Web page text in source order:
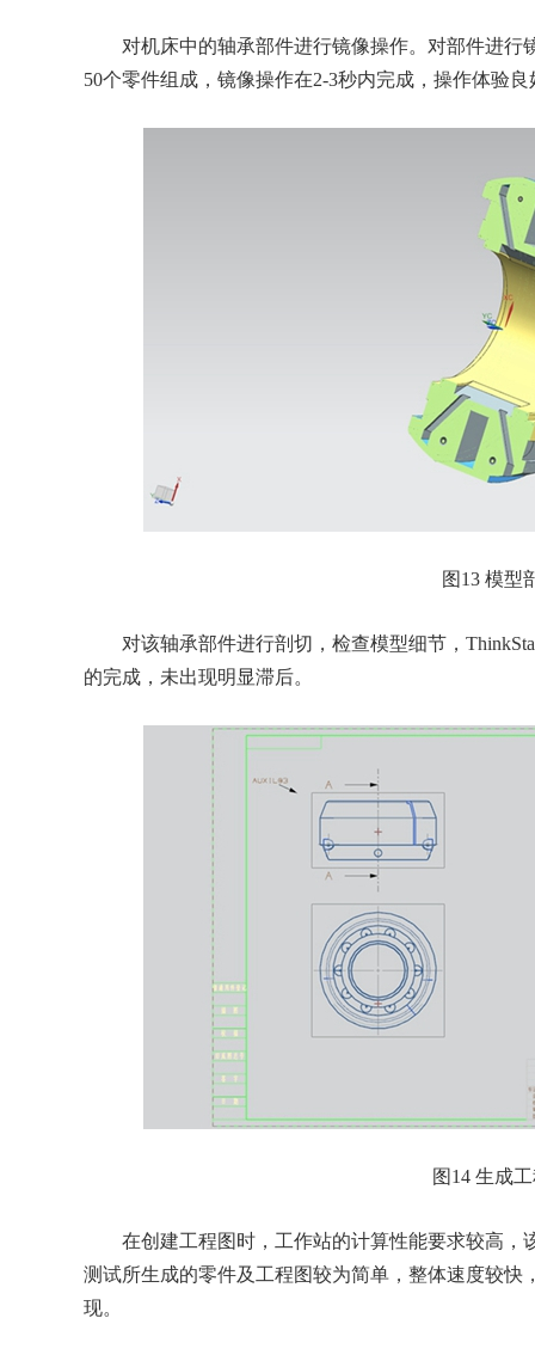
对机床中的轴承部件进行镜像操作。对部件进行
50个零件组成，镜像操作在2-3秒内完成，操作体验良
图13 模型
对该轴承部件进行剖切，检查模型细节，
的完成，未出现明显滞后。
图14 生成
在创建工程图时，工作站的计算性能要求较高，
测试所生成的零件及工程图较为简单，整体速度较
现。